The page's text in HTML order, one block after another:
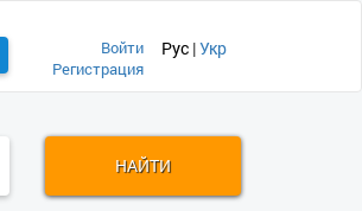
Войти
Регистрация
Рус |Укр
НАЙТИ